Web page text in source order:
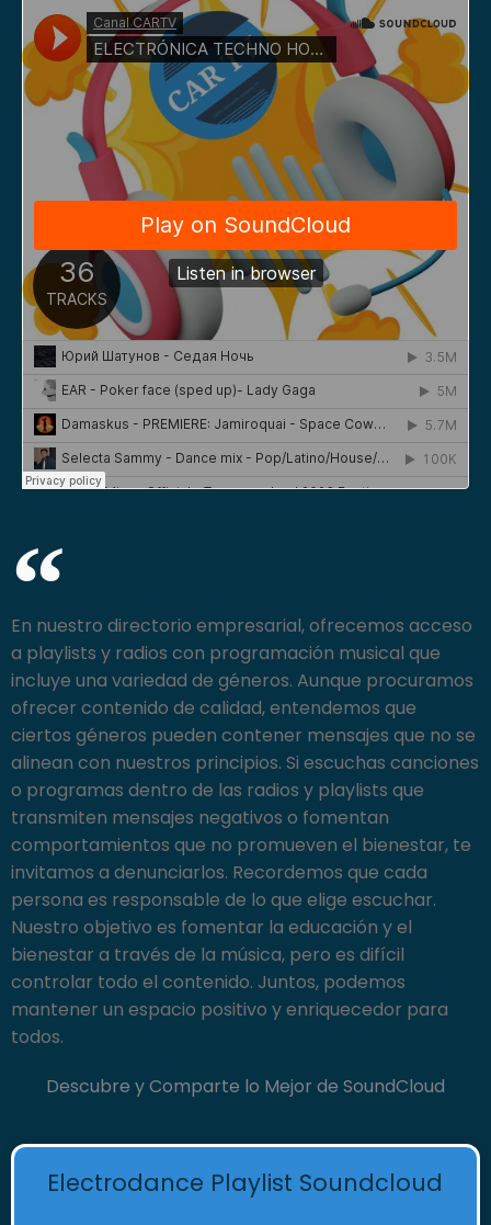
En nuestro directorio empresarial, ofrecemos acceso
a playlists y radios con programación musical que
incluye una variedad de géneros. Aunque procuramos
ofrecer contenido de calidad, entendemos que
ciertos géneros pueden contener mensajes que no se
alinean con nuestros principios. Si escuchas canciones
o programas dentro de las radios y playlists que
transmiten mensajes negativos o fomentan
comportamientos que no promueven el bienestar, te
invitamos a denunciarlos. Recordemos que cada
persona es responsable de lo que elige escuchar.
Nuestro objetivo es fomentar la educación y el
bienestar a través de la música, pero es difícil
controlar todo el contenido. Juntos, podemos
mantener un espacio positivo y enriquecedor para
todos.
Descubre y Comparte lo Mejor de SoundCloud
Electrodance Playlist Soundcloud